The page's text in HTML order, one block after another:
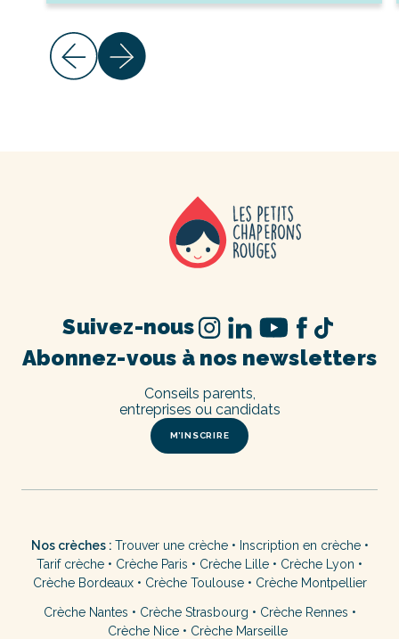
Abonnez-vous à nos newsletters
M’INSCRIRE
Conseils parents,
entreprises ou candidats
Suivez-nous
Nos crèches : Trouver une crèche• Inscription en crèche•
Tarif crèche • Crèche Paris • Crèche Lille • Crèche Lyon •
Crèche Bordeaux• Crèche Toulouse• Crèche Montpellier
Crèche Nantes • Crèche Strasbourg • Crèche Rennes •
Crèche Nice • Crèche Marseille